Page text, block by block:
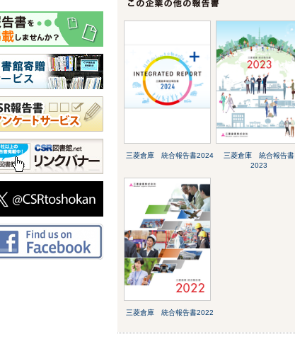
三菱倉庫 統合報告書2024
三菱倉庫 統合報告書
2023
三菱倉庫 統合報告書2022